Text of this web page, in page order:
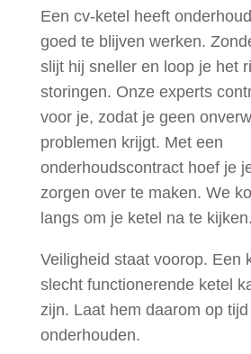
Een cv-ketel heeft
goed te blijven werken.
slijt hij sneller en loop je het
storingen. Onze experts
voor je, zodat je geen
problemen krijgt. Met een
onderhoudscontract hoef je
zorgen over te maken. We
langs om je ketel na te kijken.
Veiligheid staat voorop. Een
slecht functionerende ketel
zijn. Laat hem daarom op
onderhouden.